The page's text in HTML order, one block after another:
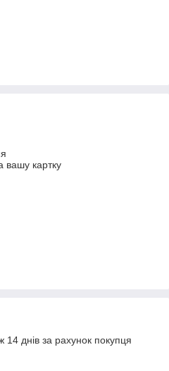
вашу картку
днів за рахунок покупця